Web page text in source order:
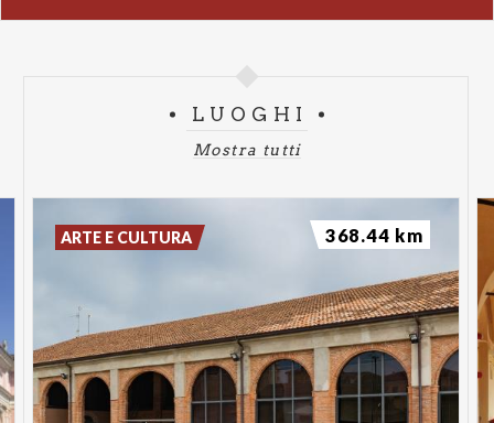
Luogo: Piazza del Podestà, 1 (Libreria Ubik Varese)
Luogo: Piazza del Podestà, 1 (Libreria Ubik Varese)
suonato dal vivo dai Claudio Simonetti's Goblin
Luogo: Via Giuseppe Bernascone, 13 (Mulisala
Impero Varese)
Giovedì 21 Maggio - Incontro con Raul Montanari
LUOGHI
Mostra tutti
ARTE E CULTURA 368.44 km